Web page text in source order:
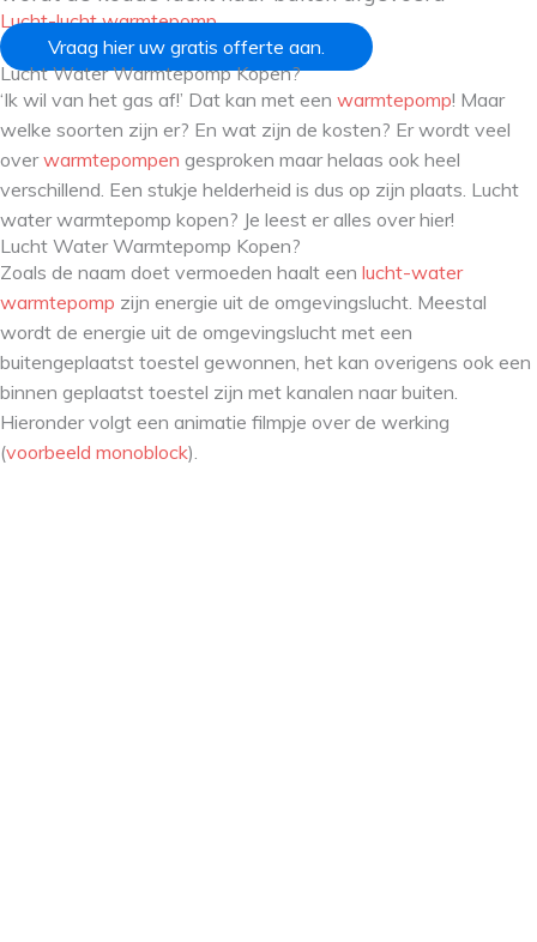
Lucht-lucht warmtepomp
Vraag hier uw gratis offerte aan.
Lucht Water Warmtepomp Kopen?
‘Ik wil van het gas af!’ Dat kan met een warmtepomp! Maar
welke soorten zijn er? En wat zijn de kosten? Er wordt veel
overwarmtepompen gesproken maar helaas ook heel
verschillend. Een stukje helderheid is dus op zijn plaats. Lucht
water warmtepomp kopen? Je leest er alles over hier!
Lucht Water Warmtepomp Kopen?
Zoals de naam doet vermoeden haalt een lucht-water
warmtepomp zijn energie uit de omgevingslucht. Meestal
wordt de energie uit de omgevingslucht met een
buitengeplaatst toestel gewonnen, het kan overigens ook een
binnen geplaatst toestel zijn met kanalen naar buiten.
Hieronder volgt een animatie filmpje over de werking
(voorbeeld monoblock).